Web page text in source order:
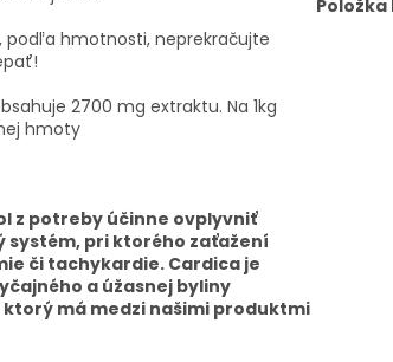
podľa hmotnosti, neprekračujte
2700 mg extraktu. Na 1kg
hmoty
z potreby účinne ovplyvniť
pri ktorého zaťažení
či tachykardie. Cardica je
a úžasnej byliny
má medzi našimi produktmi